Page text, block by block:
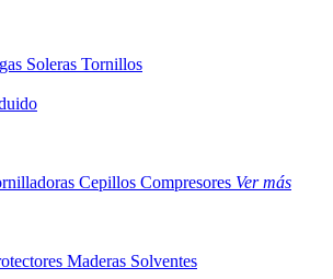
Soleras Tornillos
Cepillos Compresores Ver más
Maderas Solventes